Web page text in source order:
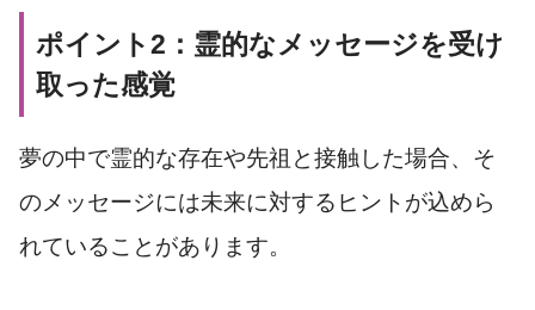
ポイント2：霊的なメッセージを受け
取った感覚
夢の中で霊的な存在や先祖と接触した場合、そ
のメッセージには未来に対するヒントが込めら
れていることがあります。